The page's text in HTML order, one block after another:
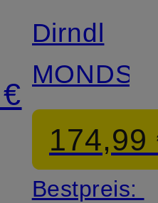
Dirndl
174,99
Bestpreis: